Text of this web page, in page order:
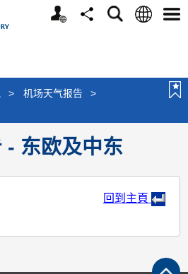
个
分
搜
语
选
> 机场天气报告
>
- 东欧及中东
回到主頁